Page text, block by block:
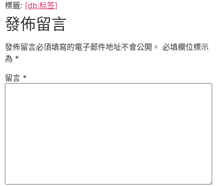
標籤: [db:标签]
發佈留言
發佈留言必須填寫的電子郵件地址不會公開。 必填欄位標示
為 *
留言 *